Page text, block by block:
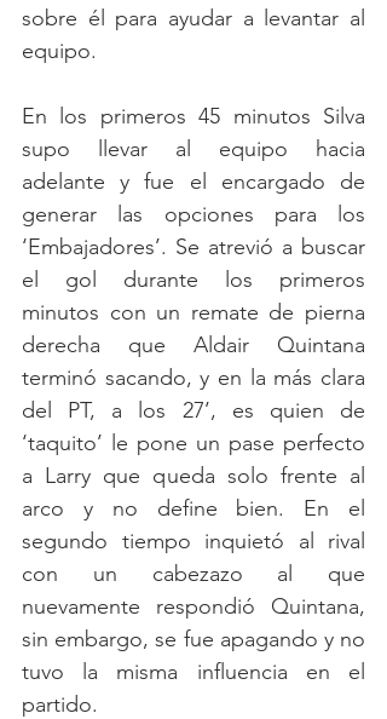
sobre él para ayudar a levantar al
equipo.
En los primeros 45 minutos Silva
supo llevar al equipo hacia
adelante y fue el encargado de
generar las opciones para los
‘Embajadores’. Se atrevió a buscar
el gol durante los primeros
minutos con un remate de pierna
derecha que Aldair Quintana
terminó sacando, y en la más clara
del PT, a los 27’, es quien de
‘taquito’ le pone un pase perfecto
a Larry que queda solo frente al
arco y no define bien. En el
segundo tiempo inquietó al rival
con un cabezazo al que
nuevamente respondió Quintana,
sin embargo, se fue apagando y no
tuvo la misma influencia en el
partido.